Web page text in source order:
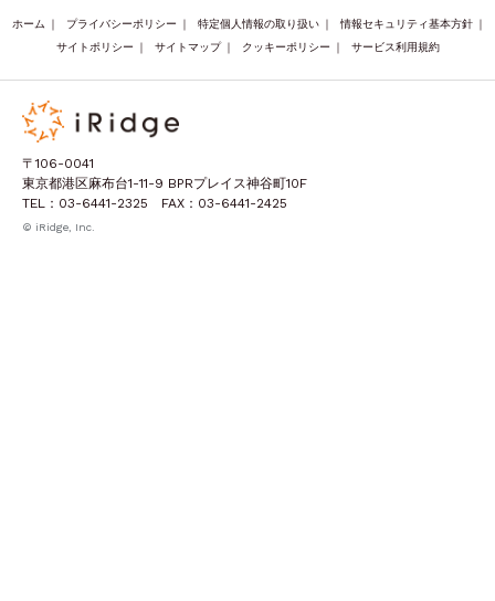
ホーム ｜ プライバシーポリシー ｜ 特定個人情報の取り扱い ｜ 情報セキュリティ基本方針 ｜
サイトポリシー
｜ サイトマップ ｜ クッキーポリシー ｜ サービス利用規約
〒106-0041
東京都港区麻布台1-11-9 BPRプレイス神谷町10F
TEL：03-6441-2325 FAX：03-6441-2425
© iRidge, Inc.